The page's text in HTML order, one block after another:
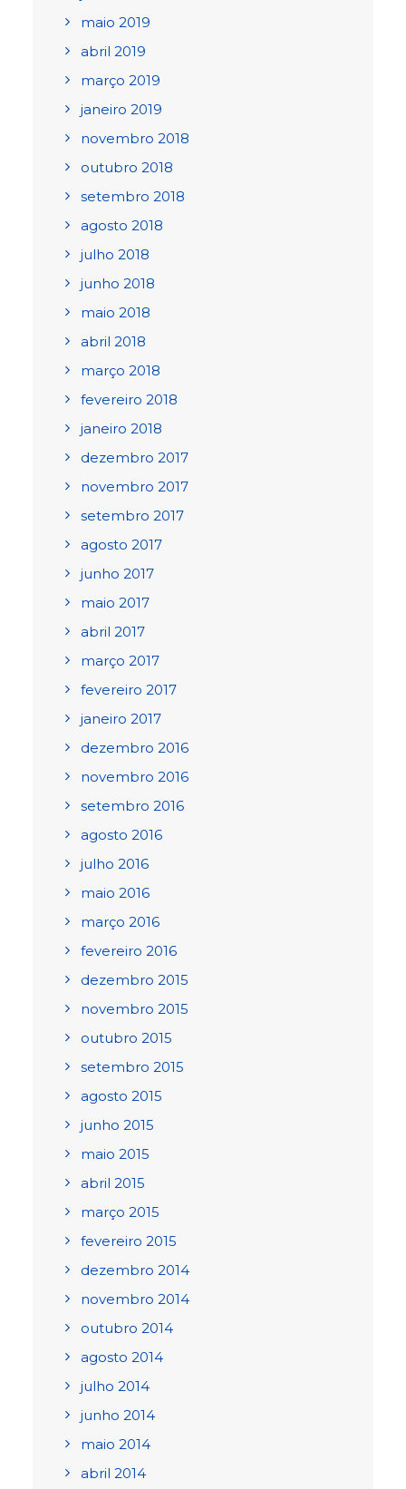
maio 2019
abril 2019
março 2019
janeiro 2019
novembro 2018
outubro 2018
setembro 2018
agosto 2018
julho 2018
junho 2018
maio 2018
abril 2018
março 2018
fevereiro 2018
janeiro 2018
dezembro 2017
novembro 2017
setembro 2017
agosto 2017
junho 2017
maio 2017
abril 2017
março 2017
fevereiro 2017
janeiro 2017
dezembro 2016
novembro 2016
setembro 2016
agosto 2016
julho 2016
maio 2016
março 2016
fevereiro 2016
dezembro 2015
novembro 2015
outubro 2015
setembro 2015
agosto 2015
junho 2015
maio 2015
abril 2015
março 2015
fevereiro 2015
dezembro 2014
novembro 2014
outubro 2014
agosto 2014
julho 2014
junho 2014
maio 2014
abril 2014